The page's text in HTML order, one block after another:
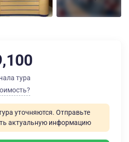
тура
уточняются. Отправьте
актуальную информацию